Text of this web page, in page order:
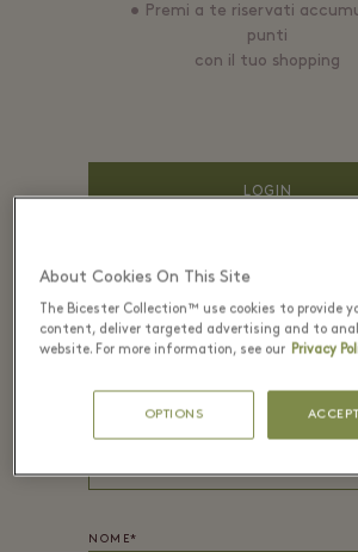
• Premi a te riservati
punti
con il tuo shopping
LOGIN
EMAIL*
PASSWORD*
NOME*
About Cookies On This Site
The Bicester Collection™ use cookies to provide
content, deliver targeted advertising and to
website. For more information, see our Privacy
OPTIONS